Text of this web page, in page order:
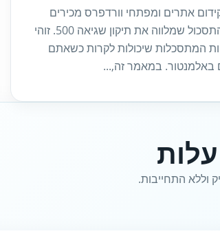
אתרים ומפתחי וורדפרס מכירים
היטב את התסכול שמלווה את תיקון שגיאה 500. זוהי
המתסכלות שיכולות לקרות כשאתם
במאמר זה,...
וללא התחייבות.